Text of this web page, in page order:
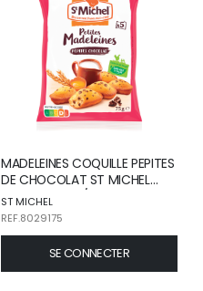
MADELEINES COQUILLE PEPITES
DE CHOCOLAT ST MICHEL
SACHET 75 G / 24
ST MICHEL
REF.8029175
SE CONNECTER